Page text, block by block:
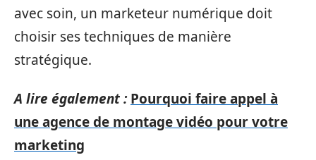
avec soin, un marketeur numérique doit
choisir ses techniques de manière
stratégique.
A lire également : Pourquoi faire appel à
une agence de montage vidéo pour votre
marketing